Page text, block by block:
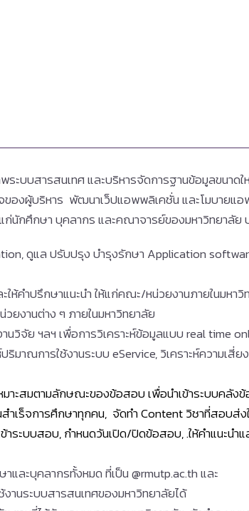
บบสารสนเทศ และบริหารจัดการฐานข้อมูลขนาด
องผู้บริหาร พัฒนาเว็ปแอพพลิเคชั่น และโมบายแ
นักศึกษา บุคลากร และคณาจารย์ของมหาวิทยาลัย
ดูแล ปรับปรุง บำรุงรักษา Application
ห้คำปรึกษาแนะนำ ให้แก่คณะ/หน่วยงานภายในมหา
ยงานต่าง ๆ ภายในมหาวิทยาลัย
จัย ฯลฯ เพื่อการวิเคราะห์ข้อมูลแบบ real time
มาณการใช้งานระบบ eService, วิเคราะห์ความเสี่ย
าะสมตามลักษณะของข้อสอบ เพื่อนำเข้าระบบคลัง
เร็จการศึกษาทุกคน, จัดทำ Content วิชาที่สอบส่ง
ระบบสอบ, กำหนดวันเปิด/ปิดข้อสอบ, .ให้คำแนะนำ
และบุคลากรทั้งหมด ที่เป็น @rmutp.ac.th และ
านระบบสารสนเทศของมหาวิทยาลัยได้